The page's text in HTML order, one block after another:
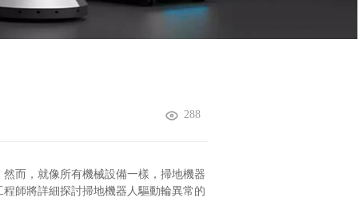
288
而，就像所有機械設備一樣，掃地機器
師將詳細探討掃地機器人驅動輪異常的